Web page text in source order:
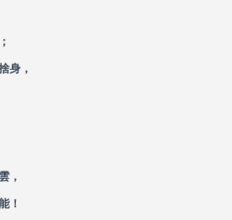
身，
，
！